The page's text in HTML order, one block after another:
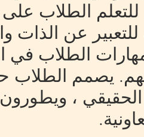
للتعلم الطلاب
عن الذات
الطلاب في
يصمم الطلاب
الحقيقي ،